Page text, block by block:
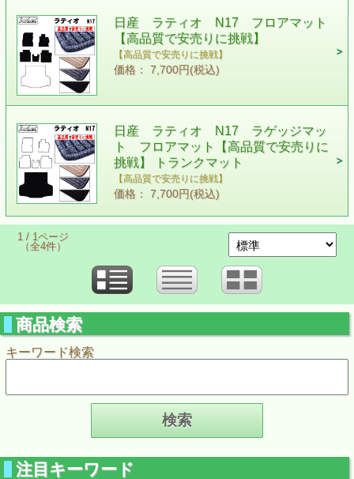
日産 ラティオ N17 フロアマット
【高品質で安売りに挑戦】
【高品質で安売りに挑戦】
価格： 7,700円(税込)
日産 ラティオ N17 ラゲッジマッ
ト フロアマット【高品質で安売りに
挑戦】 トランクマット
【高品質で安売りに挑戦】
価格： 7,700円(税込)
1 / 1ページ
（全4件）
商品検索
キーワード検索
注目キーワード